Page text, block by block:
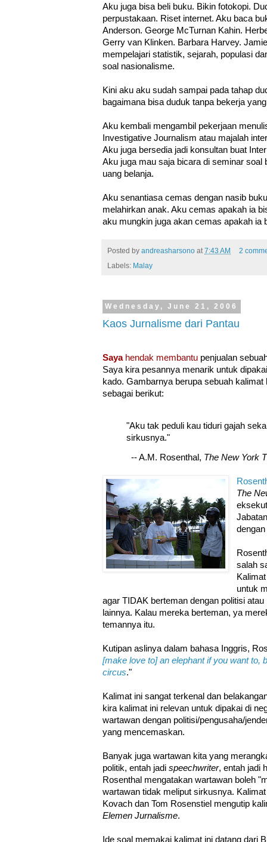
Aku juga bisa beli buku. Bikin fotokopi.
perpustakaan. Riset internet. Aku baca
Anderson. George McTurnan Kahin.
Gerry van Klinken. Barbara Harvey.
mempelajari statistik, sejarah, populasi
soal nasionalisme.
Kini aku aku sudah sampai pada tahap
bagaimana bisa duduk tanpa bekerja
Aku kembali mengambil pekerjaan
Investigative Journalism atau majalah
Aku juga bersedia jadi konsultan buat
Aku juga mau saja bicara di seminar soal
uang belanja.
Aku senantiasa cemas dengan nasib
melahirkan anak. Aku cemas apakah ia
aku mungkin juga akan cemas apakah ia
Posted by andreasharsono at7:43 AM
2
Labels: Malay
Wednesday, June 21, 2006
Kaos Jurnalisme dari Pantau
Saya hendak membantu penjualan
Saya kira pesannya menarik untuk
kado. Gambarnya berupa sebuah
sebagai berikut:
"Aku tak peduli kau tiduri gajah
sirkusnya."
-- A.M. Rosenthal, The New York
The
salah
untuk
agar TIDAK berteman dengan politisi
lainnya. Kalau mereka berteman, ya
temannya itu.
Kutipan aslinya dalam bahasa Inggris,
[make love to] an elephant if you want to,
circus."
Kalimat ini sangat terkenal dan
kira kalimat ini relevan untuk dipakai di
wartawan dengan politisi/pengusaha/
yang mencemaskan.
Banyak juga wartawan kita yang
politik, entah jadi speechwriter, entah jadi
Rosenthal mengatakan wartawan boleh
wartawan tidak meliput sirkusnya.
Kovach dan Tom Rosenstiel mengutip
Elemen Jurnalisme.
Ide soal memakai kalimat ini datang dari